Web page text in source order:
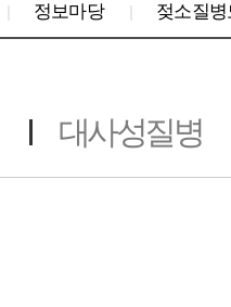
정보마당 젖소질
대사성질병